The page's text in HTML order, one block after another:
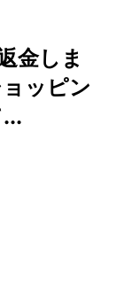
金しま
ッピン